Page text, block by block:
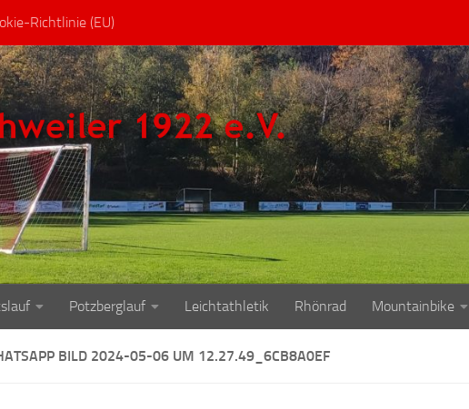
Richtlinie (EU)
Potzberglauf Leichtathletik Rhönrad Mountainbike
BILD 2024-05-06 UM 12.27.49_6CB8A0EF